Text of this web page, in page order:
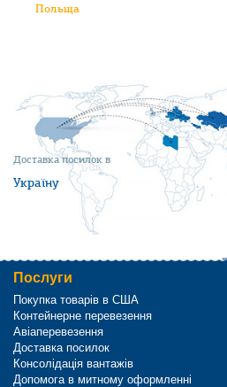
Доставка посилок в
Україну
Польща
Послуги
Покупка товарів в США
Контейнерне перевезення
Авіаперевезення
Доставка посилок
Консолідація вантажів
Допомога в митному оформленні